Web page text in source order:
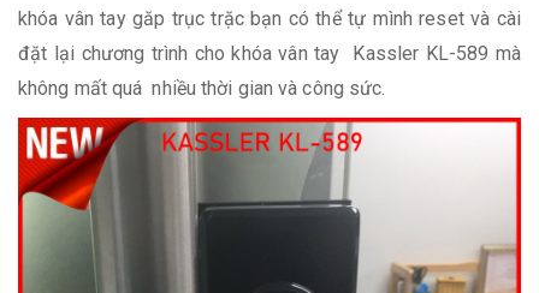
khóa vân tay găp trục trặc bạn có thể tự mình reset và cài
đặt lại chương trình cho khóa vân tay Kassler KL-589 mà
không mất quá nhiều thời gian và công sức.